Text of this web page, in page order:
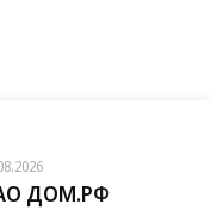
ДОМ.РФ